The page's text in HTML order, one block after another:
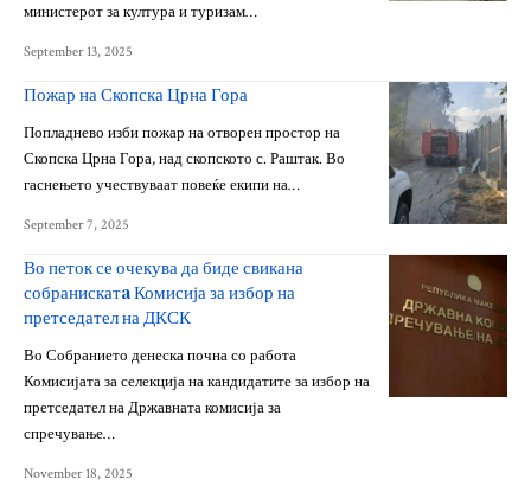
министерот за култура и туризам…
September 13, 2025
Пожар на Скопска Црна Гора
Попладнево изби пожар на отворен простор на
Скопска Црна Гора, над скопското с. Раштак. Во
гаснењето учествуваат повеќе екипи на…
September 7, 2025
Во петок се очекува да биде свикана
собранискатa Комисија за избор на
претседател на ДКСК
Во Собранието денеска почна со работа
Комисијата за селекција на кандидатите за избор на
претседател на Државната комисија за
спречување…
November 18, 2025